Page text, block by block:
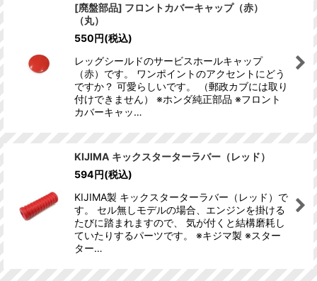
[廃盤部品] フロントカバーキャップ（赤）
（丸）
550円(税込)
レッグシールドのサービスホールキャップ
（赤）です。 ワンポイントのアクセントにどう
ですか？ 可愛らしいです。 （郵政カブには取り
付けできません） ※ホンダ純正部品 ※フロント
カバーキャッ…
KIJIMA キックスターターラバー（レッド）
594円(税込)
KIJIMA製 キックスターターラバー（レッド）で
す。 セル無しモデルの場合、エンジンを掛ける
たびに踏まれますので、 気が付くと結構磨耗し
ていたりするパーツです。 ※キジマ製 ※スター
ター…